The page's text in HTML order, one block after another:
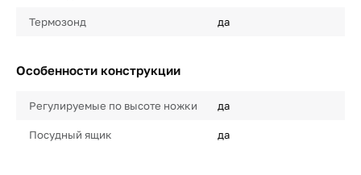
Термозонд да
Особенности конструкции
Регулируемые по высоте ножки да
Посудный ящик да